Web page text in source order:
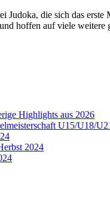
Judoka, die sich das
hoffen auf viele weitere
Highlights aus 2026
U15/U18/
2024